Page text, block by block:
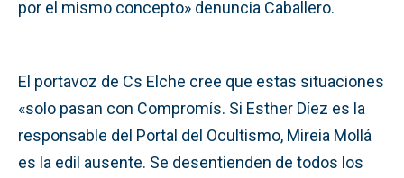
por el mismo concepto» denuncia Caballero.
El portavoz de Cs Elche cree que estas situaciones
«solo pasan con Compromís. Si Esther Díez es la
responsable del Portal del Ocultismo, Mireia Mollá
es la edil ausente. Se desentienden de todos los